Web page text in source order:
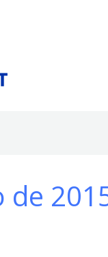
de